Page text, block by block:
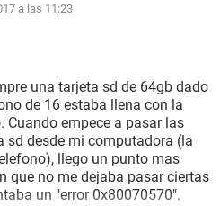
a las 11:23
una tarjeta sd de 64gb dado
de 16 estaba llena con la
Cuando empece a pasar las
sd desde mi computadora (la
llego un punto mas
que no me dejaba pasar ciertas
un "error 0x80070570".